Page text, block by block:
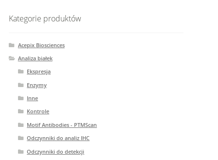
Kategorie produktów
Acepix Biosciences
Analiza białek
Ekspresja
Enzymy
Inne
Kontrole
Motif Antibodies - PTMScan
Odczynniki do analiz IHC
Odczynniki do detekcji